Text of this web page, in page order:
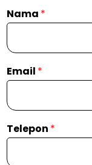
Nama *
Email *
Telepon *